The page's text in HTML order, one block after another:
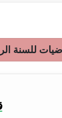
للسنة